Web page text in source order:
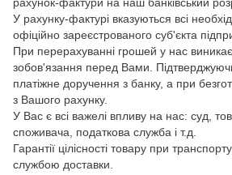
У рахунку-фактурі вказуються всі
офіційно зареєстрованого суб'єкта
При перерахуванні грошей у нас
зобов'язання перед Вами.
платіжне доручення з банку, а при
з Вашого рахунку.
У Вас є всі важелі впливу на нас: суд,
споживача, податкова служба і т.д.
Гарантії цілісності товару при
службою доставки.